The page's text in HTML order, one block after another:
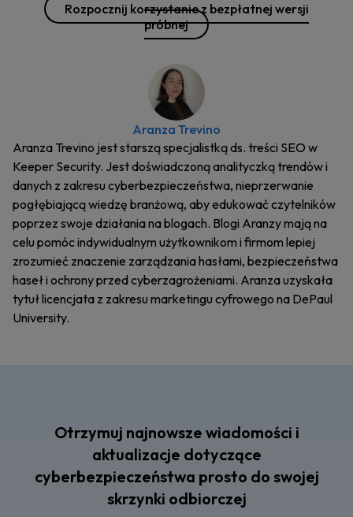
Rozpocznij korzystanie z bezpłatnej wersji
próbnej
Aranza Trevino
Aranza Trevino jest starszą specjalistką ds. treści SEO w
Keeper Security. Jest doświadczoną analityczką trendów i
danych z zakresu cyberbezpieczeństwa, nieprzerwanie
pogłębiającą wiedzę branżową, aby edukować czytelników
poprzez swoje działania na blogach. Blogi Aranzy mają na
celu pomóc indywidualnym użytkownikom i firmom lepiej
zrozumieć znaczenie zarządzania hasłami, bezpieczeństwa
haseł i ochrony przed cyberzagrożeniami. Aranza uzyskała
tytuł licencjata z zakresu marketingu cyfrowego na DePaul
University.
Otrzymuj najnowsze wiadomości i
aktualizacje dotyczące
cyberbezpieczeństwa prosto do swojej
skrzynki odbiorczej